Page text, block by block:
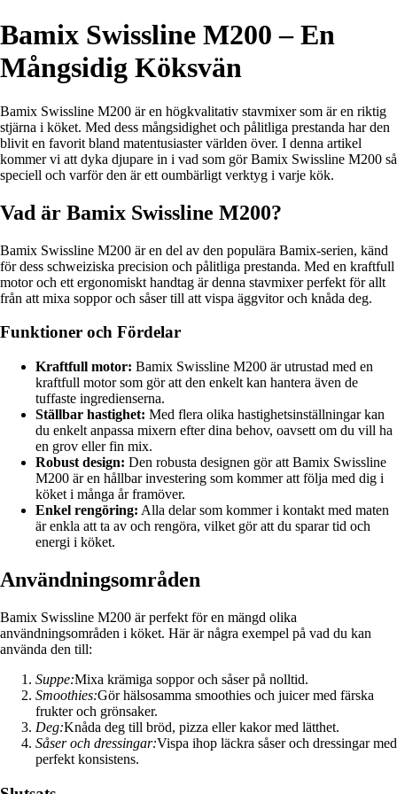
Bamix Swissline M200 – En
Mångsidig Köksvän
Bamix Swissline M200 är en högkvalitativ stavmixer som är en riktig
stjärna i köket. Med dess mångsidighet och pålitliga prestanda har den
blivit en favorit bland matentusiaster världen över. I denna artikel
kommer vi att dyka djupare in i vad som gör Bamix Swissline M200 så
speciell och varför den är ett oumbärligt verktyg i varje kök.
Vad är Bamix Swissline M200?
Bamix Swissline M200 är en del av den populära Bamix-serien, känd
för dess schweiziska precision och pålitliga prestanda. Med en kraftfull
motor och ett ergonomiskt handtag är denna stavmixer perfekt för allt
från att mixa soppor och såser till att vispa äggvitor och knåda deg.
Funktioner och Fördelar
Kraftfull motor: Bamix Swissline M200 är utrustad med en
kraftfull motor som gör att den enkelt kan hantera även de
tuffaste ingredienserna.
Ställbar hastighet: Med flera olika hastighetsinställningar kan
du enkelt anpassa mixern efter dina behov, oavsett om du vill ha
en grov eller fin mix.
Robust design: Den robusta designen gör att Bamix Swissline
M200 är en hållbar investering som kommer att följa med dig i
köket i många år framöver.
Enkel rengöring: Alla delar som kommer i kontakt med maten
är enkla att ta av och rengöra, vilket gör att du sparar tid och
energi i köket.
Användningsområden
Bamix Swissline M200 är perfekt för en mängd olika
användningsområden i köket. Här är några exempel på vad du kan
använda den till:
Suppe:Mixa krämiga soppor och såser på nolltid.
Smoothies:Gör hälsosamma smoothies och juicer med färska
frukter och grönsaker.
Deg:Knåda deg till bröd, pizza eller kakor med lätthet.
Såser och dressingar:Vispa ihop läckra såser och dressingar med
perfekt konsistens.